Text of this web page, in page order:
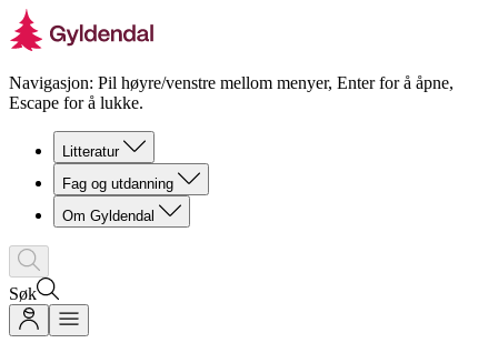
Navigasjon: Pil høyre/venstre mellom menyer, Enter for å åpne,
Escape for å lukke.
Litteratur
Fag og utdanning
Om Gyldendal
Søk